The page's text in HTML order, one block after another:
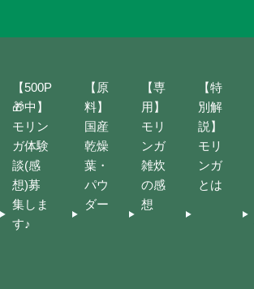
【500P
🎁中】
モリン
ガ体験
談(感
想)募
集しま
す♪
【原
料】
国産
乾燥
葉・
パウ
ダー
【専
用】
モリ
ンガ
雑炊
の感
想
【特
別解
説】
モリ
ンガ
とは